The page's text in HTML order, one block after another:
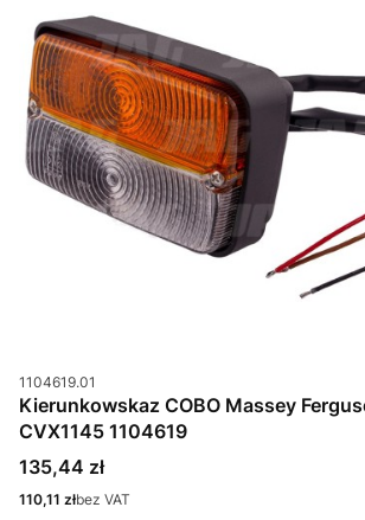
Kod produktu
1104619.01
Kierunkowskaz COBO Massey
CVX1145 1104619
Cena
135,44 zł
Cena
110,11 złbez VAT